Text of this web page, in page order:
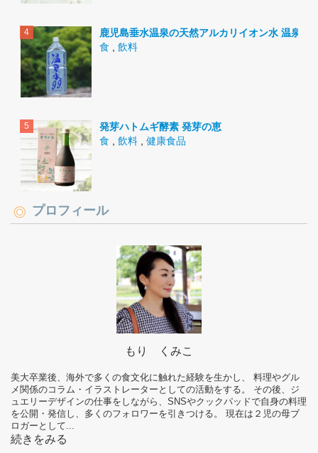
鹿児島垂水温泉の天然アルカリイオン水 温泉水
食
飲料
発芽ハトムギ酵素 発芽の恵
食
飲料 健康食品
プロフィール
もり くみこ
美大卒業後、海外で多くの食文化に触れた経験を生かし、 料理やグル
メ関係のコラム・イラストレーターとしての活動をする。 その後、ジ
ュエリーデザインの仕事をしながら、SNSやクックパッドで自身の料理
を公開・発信し、多くのフォロワーを引きつける。 現在は２児の母ブ
ロガーとして...
続きをみる